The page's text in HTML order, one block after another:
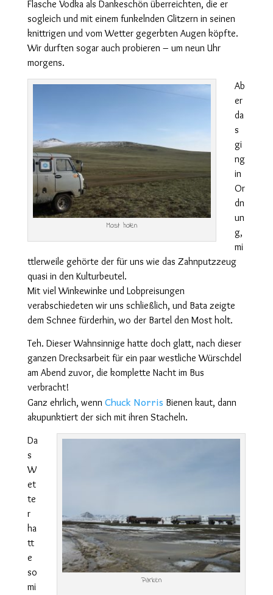
Flasche Vodka als Dankeschön überreichten, die er
sogleich und mit einem funkelnden Glitzern in seinen
knittrigen und vom Wetter gegerbten Augen köpfte.
Wir durften sogar auch probieren – um neun Uhr
morgens.
Most holen
Ab
er
da
s
gi
ng
in
Or
dn
un
g,
mi
ttlerweile gehörte der für uns wie das Zahnputzzeug
quasi in den Kulturbeutel.
Mit viel Winkewinke und Lobpreisungen
verabschiedeten wir uns schließlich, und Bata zeigte
dem Schnee fürderhin, wo der Bartel den Most holt.
Teh. Dieser Wahnsinnige hatte doch glatt, nach dieser
ganzen Drecksarbeit für ein paar westliche Würschdel
am Abend zuvor, die komplette Nacht im Bus
verbracht!
Ganz ehrlich, wenn Chuck Norris Bienen kaut, dann
akupunktiert der sich mit ihren Stacheln.
Parken
Da
s
W
et
te
r
ha
tt
e
so
mi